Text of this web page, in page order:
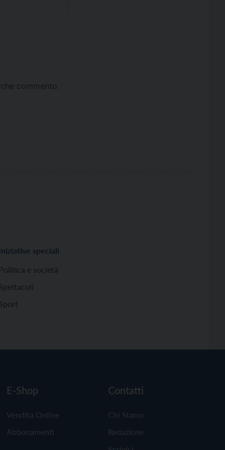
commento.
Iniziative speciali
Politica e società
E-Shop
Vendita Online
Abbonamenti
Contatti
Chi Siamo
Redazione